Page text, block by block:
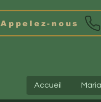
Appelez-nous
Accueil